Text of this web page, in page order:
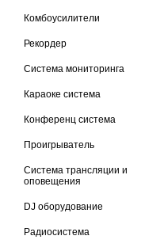
Комбоусилители
Рекордер
Система мониторинга
Караоке система
Конференц система
Проигрыватель
Система трансляции и
оповещения
DJ оборудование
Радиосистема